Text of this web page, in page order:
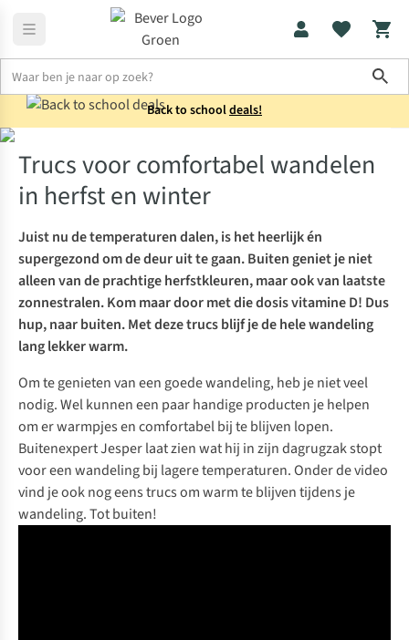
Back to schooldeals!
Trucs voor comfortabel wandelen in herfst en winter
Trucs voor comfortabel wandelen
in herfst en winter
Juist nu de temperaturen dalen, is het heerlijk én
supergezond om de deur uit te gaan. Buiten geniet je niet
alleen van de prachtige herfstkleuren, maar ook van laatste
zonnestralen. Kom maar door met die dosis vitamine D! Dus
hup, naar buiten. Met deze trucs blijf je de hele wandeling
lang lekker warm.
Om te genieten van een goede wandeling, heb je niet veel
nodig. Wel kunnen een paar handige producten je helpen
om er warmpjes en comfortabel bij te blijven lopen.
Buitenexpert Jesper laat zien wat hij in zijn dagrugzak stopt
voor een wandeling bij lagere temperaturen. Onder de video
vind je ook nog eens trucs om warm te blijven tijdens je
wandeling. Tot buiten!